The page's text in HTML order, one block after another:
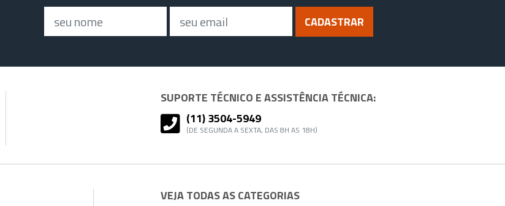
Nome CADASTRAR
SUPORTE TÉCNICO E ASSISTÊNCIA TÉCNICA:
(11) 3504-5949
(DE SEGUNDA A SEXTA, DAS 8H AS 18H)
VEJA TODAS AS CATEGORIAS